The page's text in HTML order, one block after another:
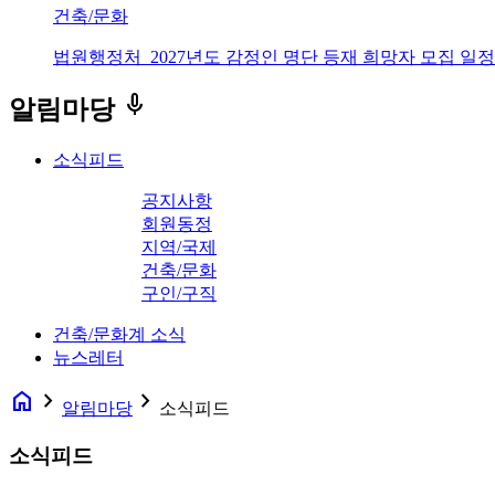
건축/문화
법원행정처_2027년도 감정인 명단 등재 희망자 모집 일
알림마당 keyboard_voice
소식피드
공지사항
회원동정
지역/국제
건축/문화
구인/구직
건축/문화계 소식
뉴스레터
home navigate_next 알림마당 navigate_next 소식피드
소식피드